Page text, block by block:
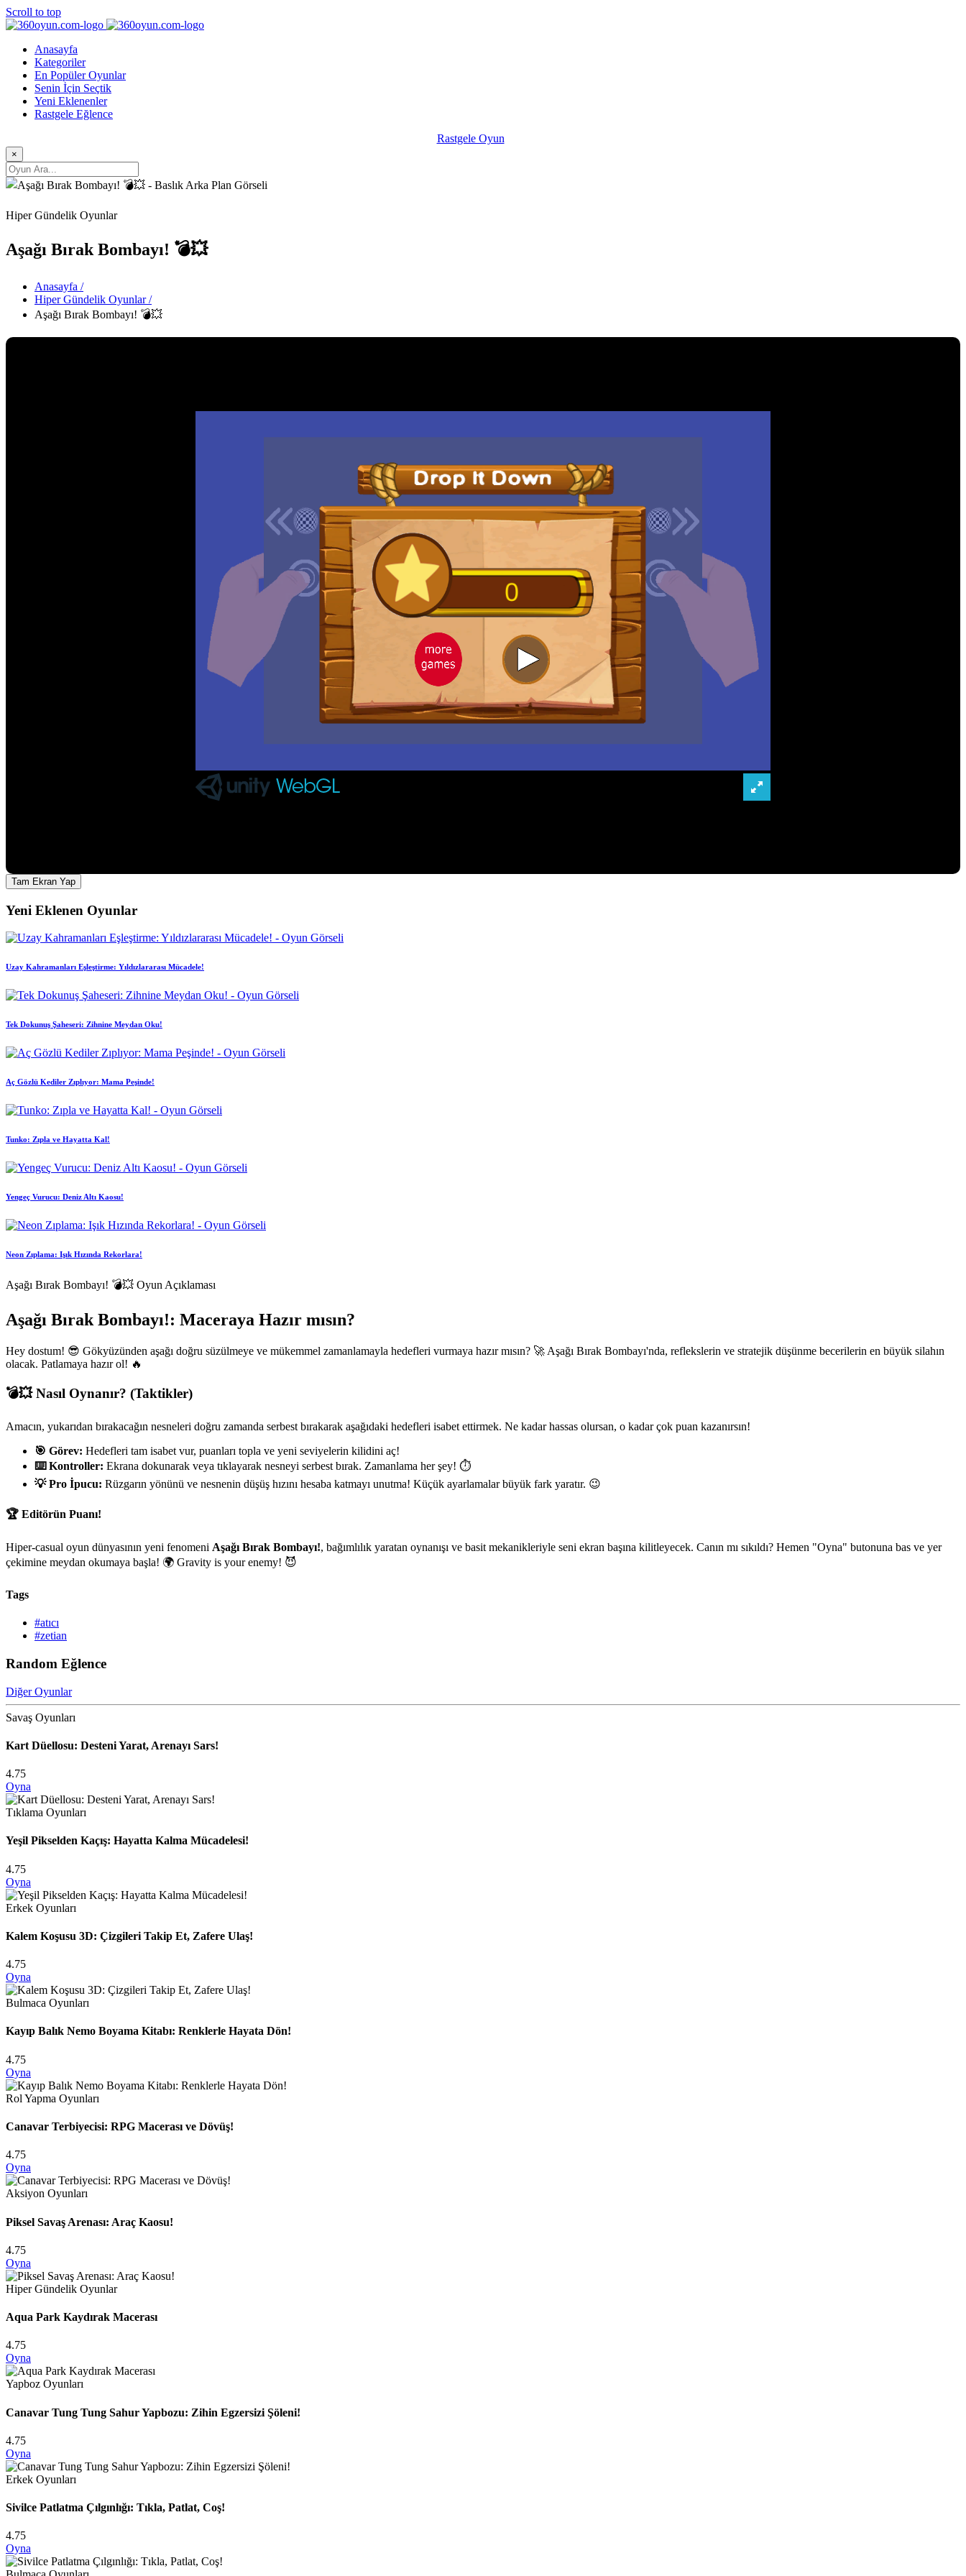
Scroll to top
Anasayfa
Kategoriler
En Popüler Oyunlar
Senin İçin Seçtik
Yeni Eklenenler
Rastgele Eğlence
Rastgele Oyun
×
Hiper Gündelik Oyunlar
Aşağı Bırak Bombayı! 💣💥
Anasayfa /
Hiper Gündelik Oyunlar /
Aşağı Bırak Bombayı! 💣💥
Tam Ekran Yap
Yeni Eklenen Oyunlar
Uzay Kahramanları Eşleştirme: Yıldızlararası Mücadele!
Tek Dokunuş Şaheseri: Zihnine Meydan Oku!
Aç Gözlü Kediler Zıplıyor: Mama Peşinde!
Tunko: Zıpla ve Hayatta Kal!
Yengeç Vurucu: Deniz Altı Kaosu!
Neon Zıplama: Işık Hızında Rekorlara!
Aşağı Bırak Bombayı! 💣💥 Oyun Açıklaması
Aşağı Bırak Bombayı!: Maceraya Hazır mısın?
Hey dostum! 😎 Gökyüzünden aşağı doğru süzülmeye ve mükemmel zamanlamayla hedefleri vurmaya hazır mısın? 🚀 Aşağı Bırak Bombayı'nda, reflekslerin ve stratejik düşünme becerilerin en büyük silahın
olacak. Patlamaya hazır ol! 🔥
💣💥 Nasıl Oynanır? (Taktikler)
Amacın, yukarıdan bırakacağın nesneleri doğru zamanda serbest bırakarak aşağıdaki hedefleri isabet ettirmek. Ne kadar hassas olursan, o kadar çok puan kazanırsın!
🎯 Görev: Hedefleri tam isabet vur, puanları topla ve yeni seviyelerin kilidini aç!
⌨️ Kontroller: Ekrana dokunarak veya tıklayarak nesneyi serbest bırak. Zamanlama her şey! ⏱️
💡 Pro İpucu: Rüzgarın yönünü ve nesnenin düşüş hızını hesaba katmayı unutma! Küçük ayarlamalar büyük fark yaratır. 😉
🏆 Editörün Puanı!
Hiper-casual oyun dünyasının yeni fenomeni Aşağı Bırak Bombayı!, bağımlılık yaratan oynanışı ve basit mekanikleriyle seni ekran başına kilitleyecek. Canın mı sıkıldı? Hemen "Oyna" butonuna bas ve yer
çekimine meydan okumaya başla! 🌍 Gravity is your enemy! 😈
Tags
#atıcı
#zetian
Random Eğlence
Diğer Oyunlar
Savaş Oyunları
Kart Düellosu: Desteni Yarat, Arenayı Sars!
4.75
Oyna
Tıklama Oyunları
Yeşil Pikselden Kaçış: Hayatta Kalma Mücadelesi!
4.75
Oyna
Erkek Oyunları
Kalem Koşusu 3D: Çizgileri Takip Et, Zafere Ulaş!
4.75
Oyna
Bulmaca Oyunları
Kayıp Balık Nemo Boyama Kitabı: Renklerle Hayata Dön!
4.75
Oyna
Rol Yapma Oyunları
Canavar Terbiyecisi: RPG Macerası ve Dövüş!
4.75
Oyna
Aksiyon Oyunları
Piksel Savaş Arenası: Araç Kaosu!
4.75
Oyna
Hiper Gündelik Oyunlar
Aqua Park Kaydırak Macerası
4.75
Oyna
Yapboz Oyunları
Canavar Tung Tung Sahur Yapbozu: Zihin Egzersizi Şöleni!
4.75
Oyna
Erkek Oyunları
Sivilce Patlatma Çılgınlığı: Tıkla, Patlat, Coş!
4.75
Oyna